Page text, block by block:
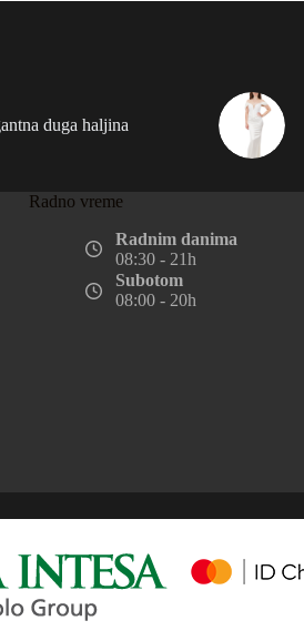
duga haljina
Radno vreme
Radnim danima
08:30 - 21h
Subotom
08:00 - 20h